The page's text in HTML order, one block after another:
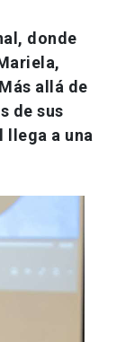
donde
allá de
de sus
llega a una